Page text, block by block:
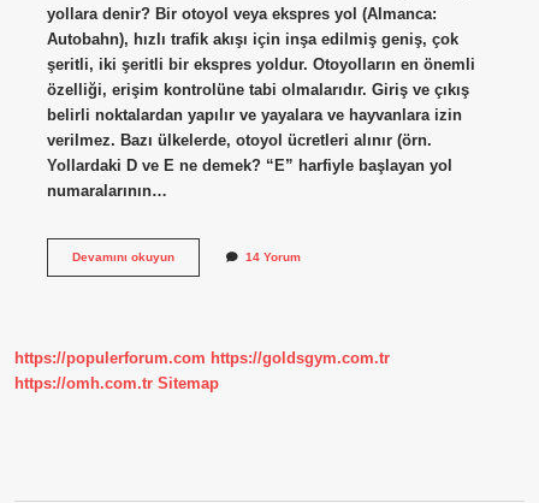
yollara denir? Bir otoyol veya ekspres yol (Almanca:
Autobahn), hızlı trafik akışı için inşa edilmiş geniş, çok
şeritli, iki şeritli bir ekspres yoldur. Otoyolların en önemli
özelliği, erişim kontrolüne tabi olmalarıdır. Giriş ve çıkış
belirli noktalardan yapılır ve yayalara ve hayvanlara izin
verilmez. Bazı ülkelerde, otoyol ücretleri alınır (örn.
Yollardaki D ve E ne demek? “E” harfiyle başlayan yol
numaralarının…
Devamını okuyunBir
14 Yorum
https://populerforum.com https://goldsgym.com.tr
https://omh.com.tr Sitemap